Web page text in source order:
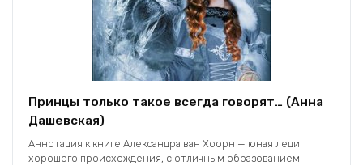
Принцы только такое всегда говорят… (Анна
Дашевская)
Аннотация к книге Александра ван Хоорн — юная леди
хорошего происхождения, с отличным образованием